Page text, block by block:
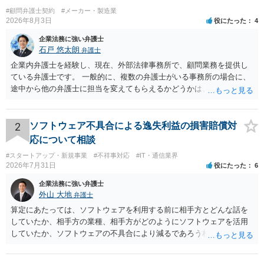
#顧問弁護士契約 #メーカー・製造業
2026年8月3日 役にたった 4
企業法務に強い弁護士
石戸 悠太朗 弁護士
企業内弁護士を経験し、現在、外部法律事務所で、顧問業務を提供し
ている弁護士です。 一般的に、複数の弁護士がいる事務所の場合に、
途中から他の弁護士に担当を変えてもらえるかどうかは、当該事務所
が不満を抱いている弁護士を担当にすることは望ましくないため、別
の弁護士に変更するのが通常でしょう。それでも、担当弁護士を変え
てくれない場合は、他の弁護士の担当案件が一般で担当を変えられな
いなどの事情があるかと思います。 担当弁護士が変わらず、仕事内容
も改善されない場合には、決済権限を持つ上司に相談し、顧問契約自
体を見直すのが一番かと思います。
2
ソフトウェア不具合による逸失利益の損害賠償対
応について相談
#スタートアップ・新規事業 #不祥事対応 #IT・通信業界
2026年7月31日 役にたった 6
企業法務に強い弁護士
外山 大地 弁護士
算定にあたっては、ソフトウェアを利用する前に相手方とどんな話を
していたか、相手方の業種、相手方がどのようにソフトウェアを活用
していたか、ソフトウェアの不具合により減るであろう相手方の将来
ます。 すでに王先生からも回答されている通り、最寄りの弁護士に相